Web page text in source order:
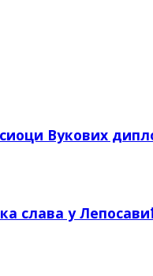
Вукових
слава у